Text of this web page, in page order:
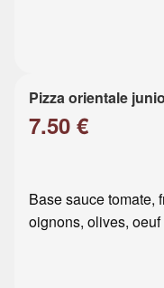
Pizza orientale
7.50 €
Base sauce tomate,
oignons, olives, oeuf